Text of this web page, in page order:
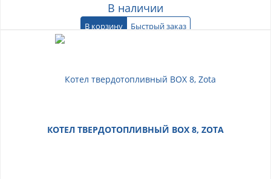
В наличии
В корзину Быстрый заказ
КОТЕЛ ТВЕРДОТОПЛИВНЫЙ BOX 8, ZOTA